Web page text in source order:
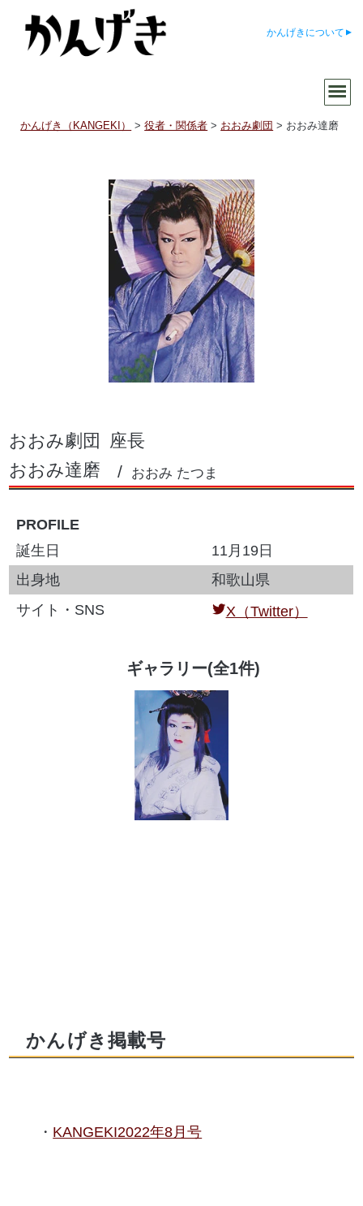
かんげきについて
かんげき（KANGEKI） >役者・関係者 > おおみ劇団 > おおみ達磨
おおみ劇団
座長
おおみ達磨
おおみ たつま
PROFILE
誕生日
11月19日
出身地
和歌山県
サイト・SNS
X（Twitter）
ギャラリー(全1件)
かんげき掲載号
KANGEKI2022年8月号